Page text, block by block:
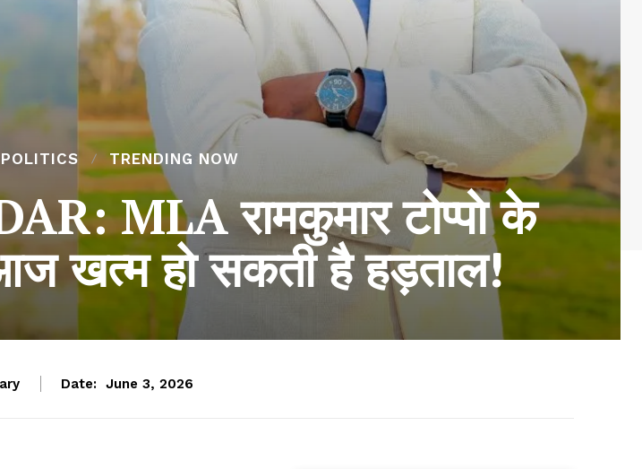
POLITICS TRENDING NOW
MLA रामकुमार टोप्‍पाे के
खत्म हो सकती है हड़ताल!
Date: June 3, 2026